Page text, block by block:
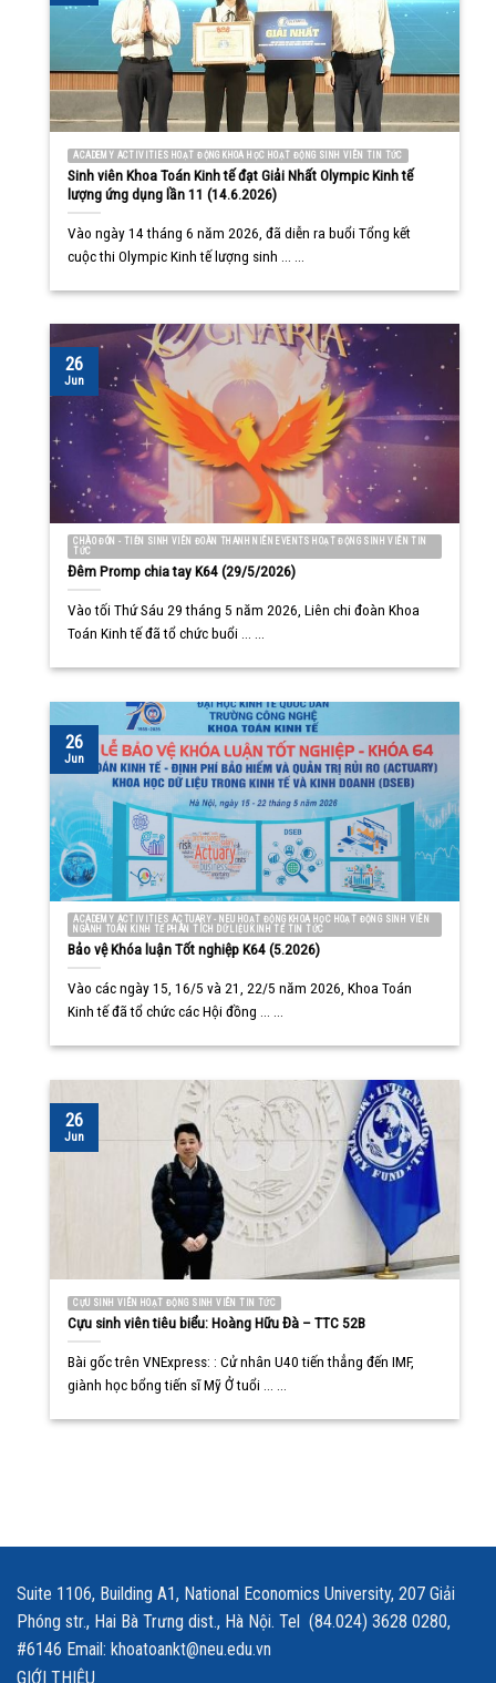
ACADEMY ACTIVITIES HOẠT ĐỘNG KHOA HỌC HOẠT ĐỘNG SINH VIÊN TIN TỨC
Sinh viên Khoa Toán Kinh tế đạt Giải Nhất Olympic Kinh tế
lượng ứng dụng lần 11 (14.6.2026)
Vào ngày 14 tháng 6 năm 2026, đã diễn ra buổi Tổng kết
cuộc thi Olympic Kinh tế lượng sinh ... ...
CHÀO ĐÓN - TIỄN SINH VIÊN ĐOÀN THANH NIÊN EVENTS HOẠT ĐỘNG SINH VIÊN TIN
TỨC
Đêm Promp chia tay K64 (29/5/2026)
Vào tối Thứ Sáu 29 tháng 5 năm 2026, Liên chi đoàn Khoa
Toán Kinh tế đã tổ chức buổi ... ...
26
Jun
ACADEMY ACTIVITIES ACTUARY - NEU HOẠT ĐỘNG KHOA HỌC HOẠT ĐỘNG SINH VIÊN
NGÀNH TOÁN KINH TẾ PHÂN TÍCH DỮ LIỆU KINH TẾ TIN TỨC
Bảo vệ Khóa luận Tốt nghiệp K64 (5.2026)
Vào các ngày 15, 16/5 và 21, 22/5 năm 2026, Khoa Toán
Kinh tế đã tổ chức các Hội đồng ... ...
26
Jun
CỰU SINH VIÊN HOẠT ĐỘNG SINH VIÊN TIN TỨC
Cựu sinh viên tiêu biểu: Hoàng Hữu Đà – TTC 52B
Bài gốc trên VNExpress: : Cử nhân U40 tiến thẳng đến IMF,
giành học bổng tiến sĩ Mỹ Ở tuổi ... ...
26
Jun
Suite 1106, Building A1, National Economics University, 207 Giải
Phóng str., Hai Bà Trưng dist., Hà Nội. Tel (84.024) 3628 0280,
#6146 Email: khoatoankt@neu.edu.vn
GIỚI THIỆU